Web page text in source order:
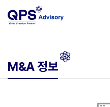
M&A 정보